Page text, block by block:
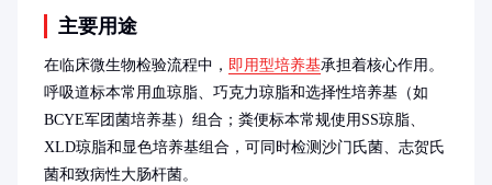
主要用途
在临床微生物检验流程中， 即用型培养基承担着核心作用。
呼吸道标本常用血琼脂、巧克力琼脂和选择性培养基（如
BCYE军团菌培养基）组合；粪便标本常规使用SS琼脂、
XLD琼脂和显色培养基组合，可同时检测沙门氏菌、志贺氏
菌和致病性大肠杆菌。